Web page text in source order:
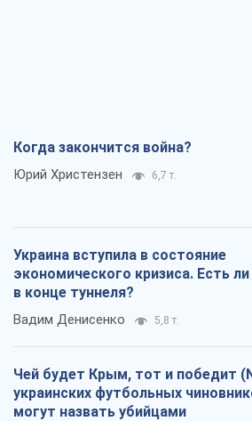
Когда закончится война?
Юрий Христензен 6,7 т.
Украина вступила в состояние
экономического кризиса. Есть ли
в конце туннеля?
Вадим Денисенко 5,8 т.
Чей будет Крым, тот и победит
украинских футбольных
могут назвать убийцами